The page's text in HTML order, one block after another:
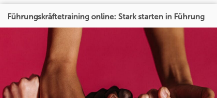
Führungskräftetraining online: Stark starten in Führung